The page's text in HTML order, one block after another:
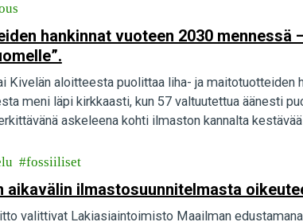
hankinnat vuoteen 2030 mennessä
aloitteesta puolittaa liha- ja maitotuotteiden
meni läpi kirkkaasti, kun 57 valtuutettua äänesti
askeleena kohti ilmaston kannalta kestävää
fossiiliset
ilmastosuunnitelmasta
valittivat Lakiasiaintoimisto Maailman